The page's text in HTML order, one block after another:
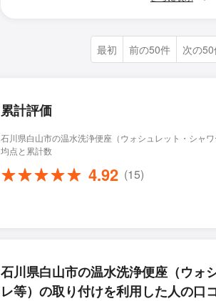
最初 前の50件 次の
累計評価
石川県白山市の温水洗浄便座（ウォシュレット・シャ
均点と累計数
4.92 (15)
石川県白山市の温水洗浄便座（ウォ
レ等）の取り付けを利用した人の口